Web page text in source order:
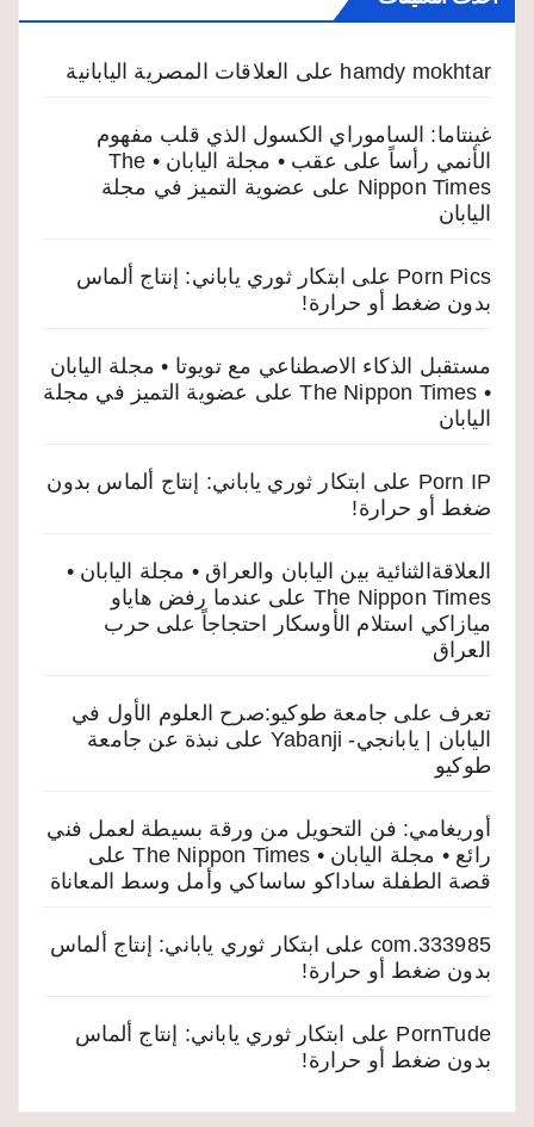
hamdy mokhtar على العلاقات المصرية اليابانية
غينتاما: الساموراي الكسول الذي قلب مفهوم
الأنمي رأساً على عقب • مجلة اليابان • The
Nippon Times على عضوية التميز في مجلة
اليابان
Porn Pics على ابتكار ثوري ياباني: إنتاج ألماس
بدون ضغط أو حرارة!
مستقبل الذكاء الاصطناعي مع تويوتا • مجلة اليابان
• The Nippon Times
على عضوية التميز في مجلة
اليابان
Porn IP على ابتكار ثوري ياباني: إنتاج ألماس بدون
ضغط أو حرارة!
العلاقةالثنائية بين اليابان والعراق • مجلة اليابان •
The Nippon Times على عندما رفض هاياو
ميازاكي استلام الأوسكار احتجاجاً على حرب
العراق
تعرف على جامعة طوكيو:صرح العلوم الأول في
اليابان | يابانجي- Yabanji
على نبذة عن جامعة
طوكيو
أوريغامي: فن التحويل من ورقة بسيطة لعمل فني
رائع • مجلة اليابان • The Nippon Times
على
قصة الطفلة ساداكو ساساكي وأمل وسط المعاناة
333985.com على ابتكار ثوري ياباني: إنتاج ألماس
بدون ضغط أو حرارة!
PornTude على ابتكار ثوري ياباني: إنتاج ألماس
بدون ضغط أو حرارة!